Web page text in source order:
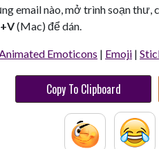
email nào, mở trình soạn thư,
(Mac) để dán.
Emoticons | Emoji |
Copy To Clipboard